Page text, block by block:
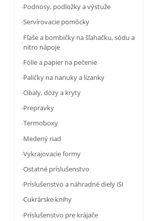
Podnosy, podložky a výstuže
Servírovacie pomôcky
Fľaše a bombičky na šľahačku, sódu a
nitro nápoje
Fólie a papier na pečenie
Paličky na nanuky a lízanky
Obaly, dózy a kryty
Prepravky
Termoboxy
Medený riad
Vykrajovacie formy
Ostatné príslušenstvo
Príslušenstvo a náhradné diely iSi
Cukrárske knihy
Príslušenstvo pre krájače